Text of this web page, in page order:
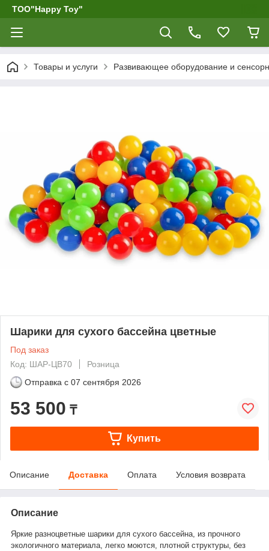
ТОО"Happy Toy"
Товары и услуги Развивающее оборудование и
Шарики для сухого бассейна цветные
Под заказ
Код: ШАР-ЦВ70
Розница
Отправка с 07 сентября 2026
53 500 ₸
Купить
Описание Доставка Оплата Условия возврата
Описание
Яркие разноцветные шарики для сухого бассейна, из прочного
экологичного материала, легко моются, плотной структуры, без